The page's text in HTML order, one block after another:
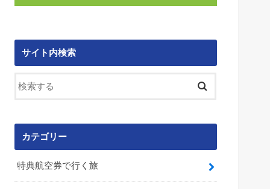
サイト内検索
カテゴリー
特典航空券で行く旅